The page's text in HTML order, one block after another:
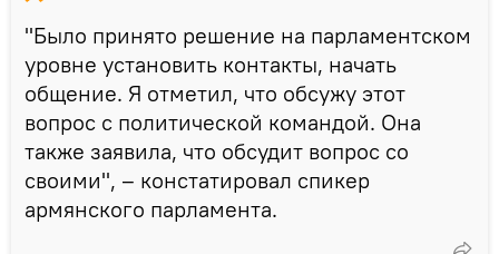
"Было принято решение на парламентском
уровне установить контакты, начать
общение. Я отметил, что обсужу этот
вопрос с политической командой. Она
также заявила, что обсудит вопрос со
своими", – констатировал спикер
армянского парламента.